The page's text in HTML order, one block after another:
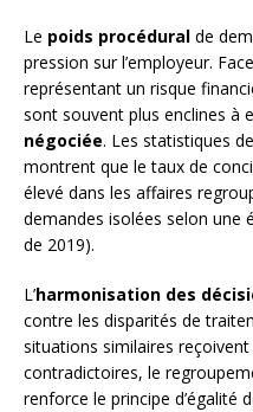
Le poids procédural de
pression sur l’employeur.
représentant un risque
sont souvent plus enclines à
négociée. Les statistiques
montrent que le taux de
élevé dans les affaires
demandes isolées selon une
de 2019).
L’harmonisation des
contre les disparités de
situations similaires
contradictoires, le
renforce le principe d’égalité